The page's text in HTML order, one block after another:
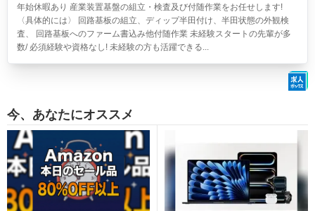
年始休暇あり 産業装置基盤の組立・検査及び付随作業をお任せします!
〈具体的には〉 回路基板の組立、ディップ半田付け、半田状態の外観検
査、 回路基板へのファーム書込み他付随作業 未経験スタートの先輩が多
数/ 必須経験や資格なし! 未経験の方も活躍できる...
今、あなたにオススメ